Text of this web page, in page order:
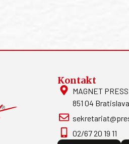
Kontakt
MAGNET
851 04
02/67 20 19 11